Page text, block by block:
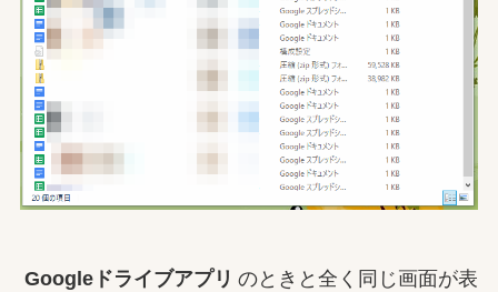
Googleドライブアプリ のときと全く同じ画面が表